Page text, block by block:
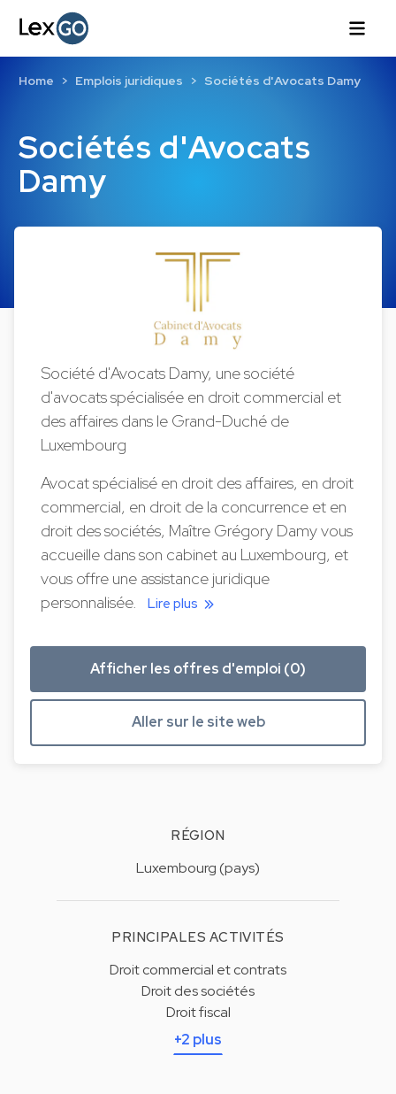
Sociétés d'Avocats
Damy
Home Emplois juridiques Sociétés d'Avocats Damy
Société d'Avocats Damy, une société
d'avocats spécialisée en droit commercial et
des affaires dans le Grand-Duché de
Luxembourg
Avocat spécialisé en droit des affaires, en droit
commercial, en droit de la concurrence et en
droit des sociétés, Maître Grégory Damy vous
accueille dans son cabinet au Luxembourg, et
vous offre une assistance juridique
personnalisée.Lire plus
Afficher les offres d'emploi (0)
Aller sur le site web
RÉGION
Luxembourg (pays)
PRINCIPALES ACTIVITÉS
Droit commercial et contrats
Droit des sociétés
Droit fiscal
+2 plus